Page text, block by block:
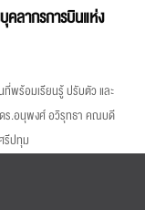
ลากรการบินแห่ง
พร้อมเรียนรู้ ปรับตัว และ
ร.อนุพงศ์ อวิรุทธา คณบดี
รีปทุม